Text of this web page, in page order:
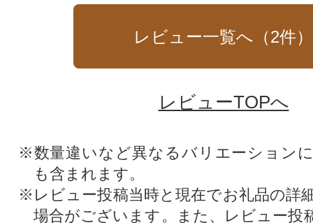
レビュー一覧へ（2件）
レビューTOPへ
※数量違いなど異なるバリエーション
も含まれます。
※レビュー投稿当時と現在でお礼品の詳
場合がございます。また、レビュー投